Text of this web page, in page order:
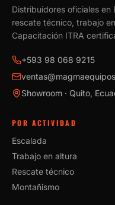
Distribuidores oficiales
rescate técnico, trabajo
Capacitación ITRA
+593 98 068 9215
Showroom · Quito,
POR ACTIVIDAD
Escalada
Trabajo en altura
Rescate técnico
Montañismo